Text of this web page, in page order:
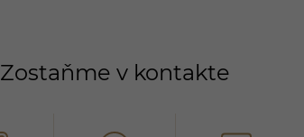
Zostaňme v kontakte